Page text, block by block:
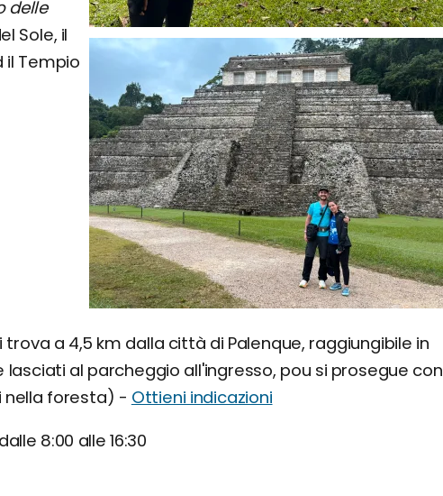
delle
Sole, il
il Tempio
trova a 4,5 km dalla città di Palenque, raggiungibile in
al parcheggio all'ingresso, pou si prosegue con
nella foresta) - Ottieni indicazioni
8:00 alle 16:30